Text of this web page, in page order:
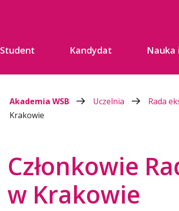
Student Kandydat Nauka
Akademia WSB Uczelnia Rada
Krakowie
Członkowie
w Krakowie